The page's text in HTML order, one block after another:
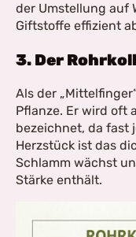
der Umstellung auf
Giftstoffe effizient
3. Der
Als der
Pflanze. Er wird oft
bezeichnet, da fast
Herzstück ist das
Schlamm wächst
Stärke enthält.